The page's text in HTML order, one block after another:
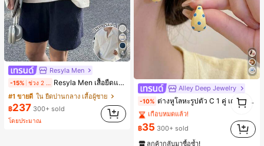
4
Resyla Men
-15% Resyla Men เสื้อยืดแขนยาวกระดุมผ่าครึ่งสีพื้นอเนกประสงค์ลำลองสำหรับผู้ชาย
#1 ขายดี ใน ยืดปานกลาง เสื้อผู้ชาย
฿237 300+ sold
โดยประมาณ
Alley Deep Jewelry
-10% ต่างหูโลหะรูปตัว C 1 คู่ เคลือบหยดสีเหลือง ลายจุดสีน้ำเงิน สไตล์ยุโรปและอเมริกัน แฟชั่นส่วนตัว หวานและสง่างาม สำหรับผู้หญิงและเด็กหญิง สำหรับการเดินทาง งานแต่งงาน ปาร์ตี้ วันเกิด ของขวัญคริสต์มาส 2026
#1 ขายดี ใน โบโฮ ต่างหูผู้หญิง
เกือบหมดแล้ว!
#1 ขายดี ใน โบโฮ ต่างหูผู้หญิง
เกือบหมดแล้ว!
#1 ขายดี ใน โบโฮ ต่างหูผู้หญิง
เกือบหมดแล้ว!
฿35 300+ sold
ลูกค้ากลับมาซื้อซ้ำ!
1